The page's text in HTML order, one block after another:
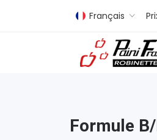
Français
Formule